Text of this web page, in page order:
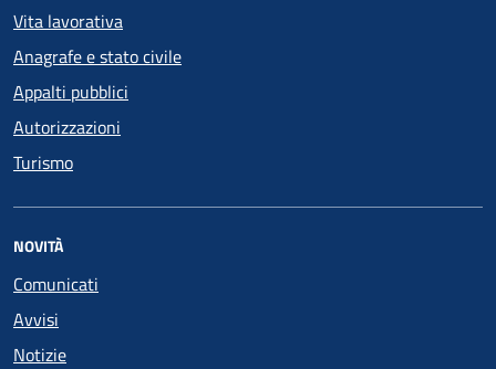
Vita lavorativa
Anagrafe e stato civile
Appalti pubblici
Autorizzazioni
Turismo
NOVITÀ
Comunicati
Avvisi
Notizie